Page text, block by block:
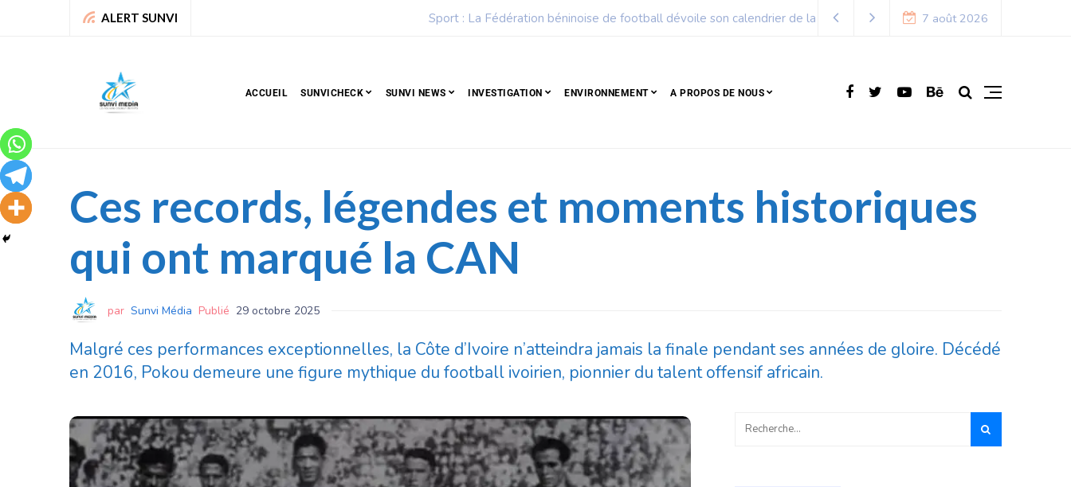
ALERT SUNVI Sport : La Fédération béninoise de football dévoile son calendrier de la saison 2026 – 2027 7 août 2026
ACCUEIL SUNVICHECK SUNVI NEWS INVESTIGATION ENVIRONNEMENT A PROPOS DE NOUS
Ces records, légendes et moments historiques
qui ont marqué la CAN
par Sunvi Média Publié 29 octobre 2025
Malgré ces performances exceptionnelles, la Côte d’Ivoire n’atteindra jamais la finale pendant ses années de gloire. Décédé
en 2016, Pokou demeure une figure mythique du football ivoirien, pionnier du talent offensif africain.